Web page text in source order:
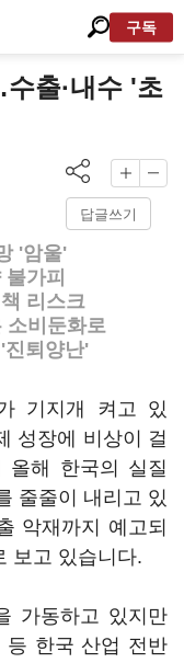
구독
출·내수 '초
답글쓰기
'암울'
가피
리스크
소비둔화로
퇴양난'
기지개 켜고 있
성장에 비상이 걸
올해 한국의 실질
줄줄이 내리고 있
악재까지 예고되
보고 있습니다.
가동하고 있지만
등 한국 산업 전반